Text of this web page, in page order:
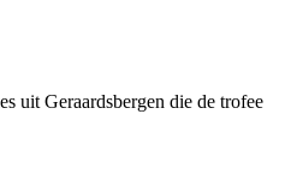
uit Geraardsbergen die de trofee